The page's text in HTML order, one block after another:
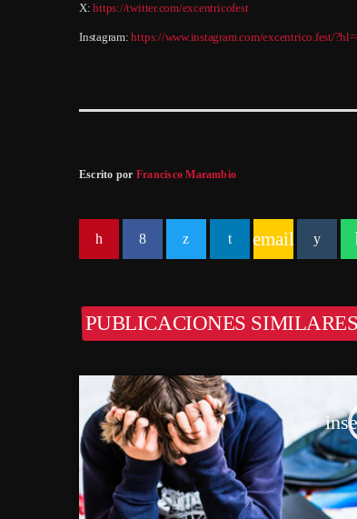
X: https://twitter.com/excentricofest
Instagram: https://www.instagram.com/excentrico.fest/
Escrito por Francisco Marambio
email
PUBLICACIONES SIMILARES